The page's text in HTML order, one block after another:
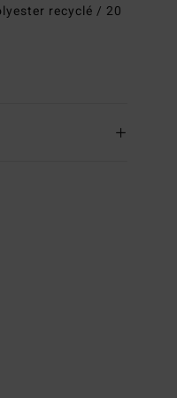
recyclé / 20